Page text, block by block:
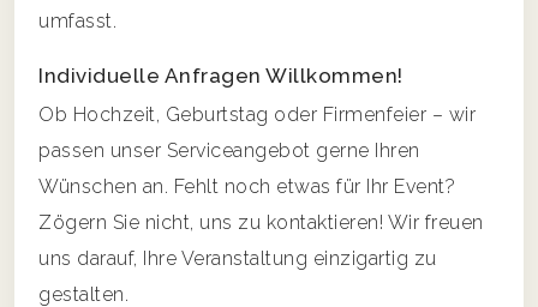
umfasst.
Individuelle Anfragen Willkommen!
Ob Hochzeit, Geburtstag oder Firmenfeier – wir
passen unser Serviceangebot gerne Ihren
Wünschen an. Fehlt noch etwas für Ihr Event?
Zögern Sie nicht, uns zu kontaktieren! Wir freuen
uns darauf, Ihre Veranstaltung einzigartig zu
gestalten.